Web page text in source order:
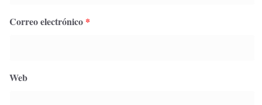
Correo electrónico *
Web